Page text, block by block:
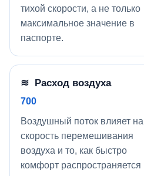
тихой скорости, а не только
максимальное значение в
паспорте.
≋ Расход воздуха
700
Воздушный поток влияет на
скорость перемешивания
воздуха и то, как быстро
комфорт распространяется